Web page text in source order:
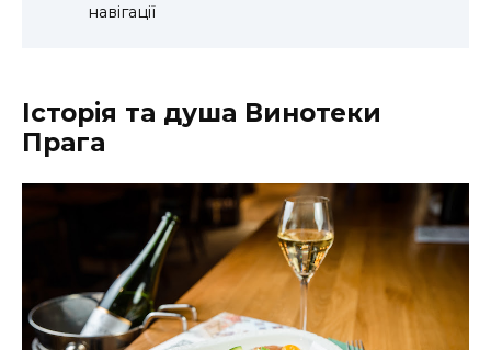
навігації
Історія та душа Винотеки
Прага